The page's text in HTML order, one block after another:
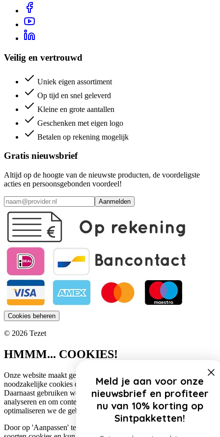
Veilig en vertrouwd
Uniek eigen assortiment
Op tijd en snel geleverd
Kleine en grote aantallen
Geschenken met eigen logo
Betalen op rekening mogelijk
Gratis nieuwsbrief
Altijd op de hoogte van de nieuwste producten, de voordeligste
acties en persoonsgebonden voordeel!
Aanmelden
Cookies beheren
© 2026 Tezet
HMMM... COOKIES!
Onze website maakt gebruik van cookies. Zo gebruiken wij
noodzakelijke cookies om de website functioneel te houden.
Daarnaast gebruiken we cookies om het verkeer op onze website te
analyseren en om content te personaliseren. Op deze manier
optimaliseren we de gebruikerservaring op onze website.
Door op 'Aanpassen' te klikken, lees je meer over de specifieke
Meld je aan voor onze
nieuwsbrief en profiteer
nu van 10% korting op
Sintpakketten!